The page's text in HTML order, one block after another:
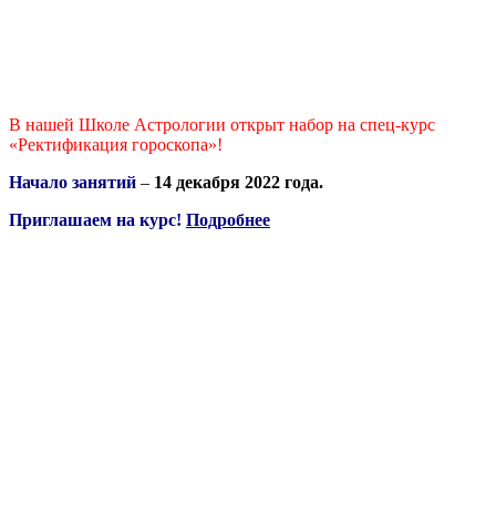
В нашей Школе Астрологии открыт набор на спец-курс
«Ректификация гороскопа»!
Начало занятий – 14 декабря 2022 года.
Приглашаем на курс! Подробнее